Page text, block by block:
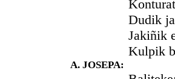
Dudik
Jakiñik ez
Kulpik
A. JOSEPA: